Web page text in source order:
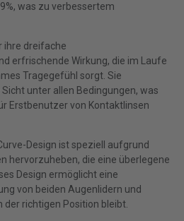
was zu verbessertem
ihre dreifache
erfrischende Wirkung, die im Laufe
Tragegefühl sorgt. Sie
unter allen Bedingungen, was
Erstbenutzer von Kontaktlinsen
Design ist speziell aufgrund
hervorzuheben, die eine überlegene
Design ermöglicht eine
von beiden Augenlidern und
der richtigen Position bleibt.